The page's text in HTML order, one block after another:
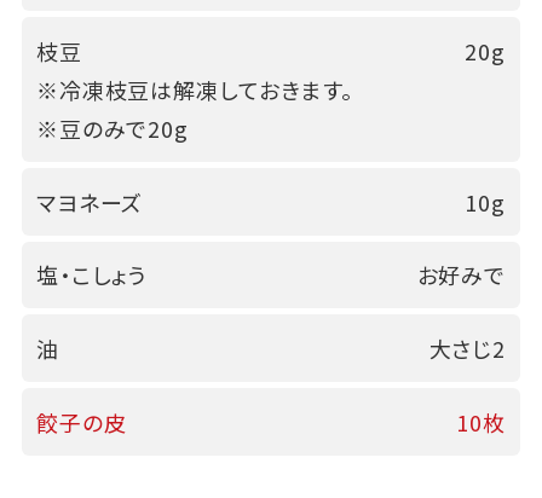
枝豆
※冷凍枝豆は解凍しておきます。
※豆のみで20g
20g
マヨネーズ 10g
塩・こしょう お好みで
油 大さじ2
餃子の皮 10枚